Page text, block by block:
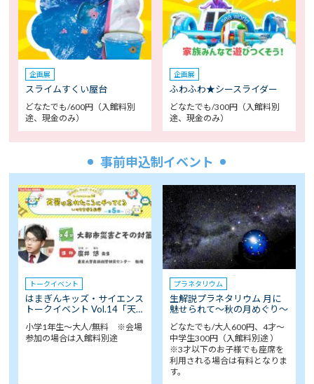
企画展
スライムすくい屋台
どなたでも/600円（入館料別
途、現金のみ）
企画展
ふわふわ★シースライダー
どなたでも/300円（入館料別
途、現金のみ）
事前申込制イベント
トークイベント
はまぎんキッズ・サイエンス
トークイベント Vol.14「天…
小学1年生～大人/無料 ※会場
参加の場合は入館料別途
プラネタリウム
生解説プラネタリウム 月に
魅せられて～秋の月めぐり～
どなたでも/大人600円、4才～
中学生300円（入館料別途 ）
※3才以下のお子様でも座席を
利用される場合は有料となりま
す。